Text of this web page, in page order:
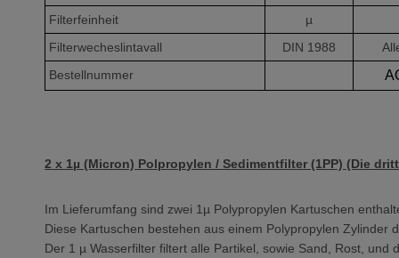
Filterfeinheit
µ
Filterwecheslintavall
DIN 1988
Bestellnummer
2 x 1µ (Micron) Polpropylen / Sedimentfilter (1PP) (Die
Im Lieferumfang sind zwei 1µ Polypropylen Kartuschen
Diese Kartuschen bestehen aus einem Polypropylen Zylinder
Der 1 µ Wasserfilter filtert alle Partikel, sowie Sand, Rost, und